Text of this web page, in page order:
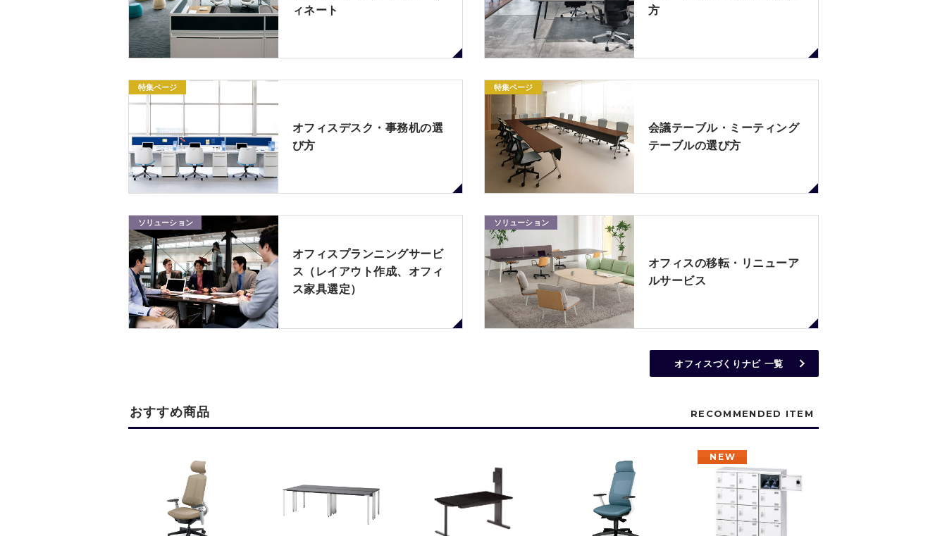
ィネート
方
特集ページ
オフィスデスク・事務机の選
び方
特集ページ
会議テーブル・ミーティング
テーブルの選び方
ソリューション
オフィスプランニングサービ
ス（レイアウト作成、オフィ
ス家具選定）
ソリューション
オフィスの移転・リニューア
ルサービス
オフィスづくりナビ 一覧
おすすめ商品 RECOMMENDED ITEM
NEW